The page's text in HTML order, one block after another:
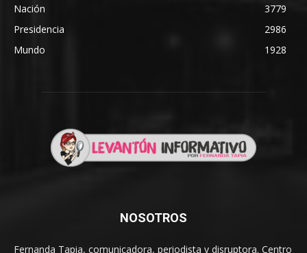
Nación
3779
Presidencia
2986
Mundo
1928
NOSOTROS
Fernanda Tapia, comunicadora, periodista y disruptora. Centro